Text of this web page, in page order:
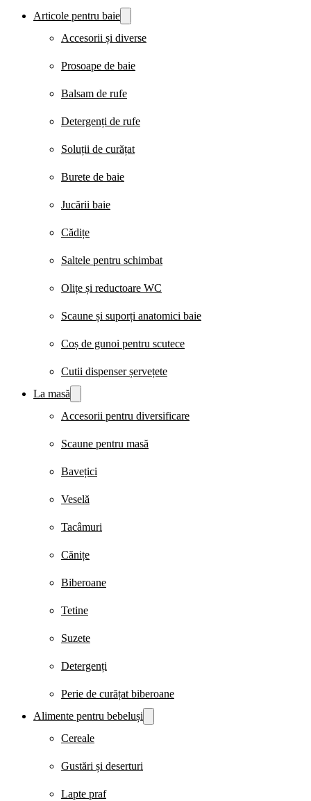
Articole pentru baie
Accesorii și diverse
Prosoape de baie
Balsam de rufe
Detergenți de rufe
Soluții de curățat
Burete de baie
Jucării baie
Cădițe
Saltele pentru schimbat
Olițe și reductoare WC
Scaune și suporți anatomici baie
Coș de gunoi pentru scutece
Cutii dispenser șervețete
La masă
Accesorii pentru diversificare
Scaune pentru masă
Bavețici
Veselă
Tacâmuri
Cănițe
Biberoane
Tetine
Suzete
Detergenți
Perie de curățat biberoane
Alimente pentru bebeluși
Cereale
Gustări și deserturi
Lapte praf